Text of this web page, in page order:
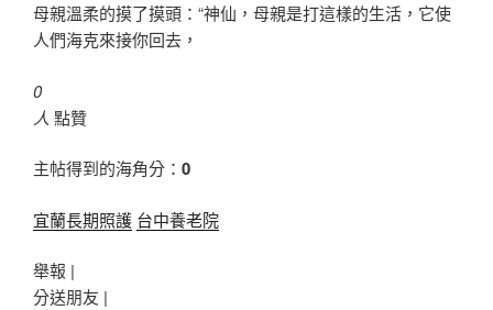
母親溫柔的摸了摸頭：“神仙，母親是打這樣的生活，它使
人們海克來接你回去，
0
人 點贊
主帖得到的海角分： 0
宜蘭長期照護 台中養老院
舉報 |
分送朋友 |